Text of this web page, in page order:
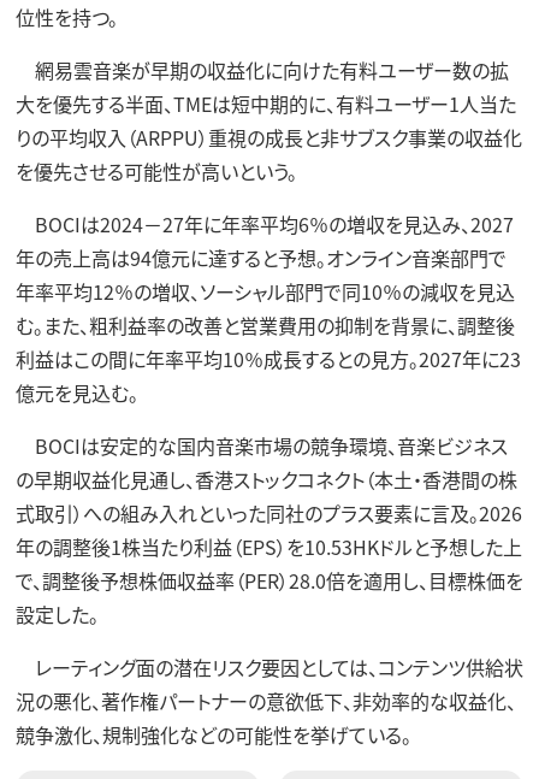
位性を持つ。
網易雲音楽が早期の収益化に向けた有料ユーザー数の拡
大を優先する半面、TMEは短中期的に、有料ユーザー1人当た
りの平均収入（ARPPU）重視の成長と非サブスク事業の収益化
を優先させる可能性が高いという。
BOCIは2024－27年に年率平均6％の増収を見込み、2027
年の売上高は94億元に達すると予想。オンライン音楽部門で
年率平均12％の増収、ソーシャル部門で同10％の減収を見込
む。また、粗利益率の改善と営業費用の抑制を背景に、調整後
利益はこの間に年率平均10％成長するとの見方。2027年に23
億元を見込む。
BOCIは安定的な国内音楽市場の競争環境、音楽ビジネス
の早期収益化見通し、香港ストックコネクト（本土・香港間の株
式取引）への組み入れといった同社のプラス要素に言及。2026
年の調整後1株当たり利益（EPS）を10.53HKドルと予想した上
で、調整後予想株価収益率（PER）28.0倍を適用し、目標株価を
設定した。
レーティング面の潜在リスク要因としては、コンテンツ供給状
況の悪化、著作権パートナーの意欲低下、非効率的な収益化、
競争激化、規制強化などの可能性を挙げている。